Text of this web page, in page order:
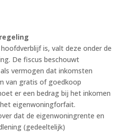
is, valt deze onder de
De fiscus beschouwt
vermogen dat inkomsten
van gratis of goedkoop
er een bedrag bij het inkomen
eigenwoningforfait.
dat de eigenwoningrente en
(gedeeltelijk)